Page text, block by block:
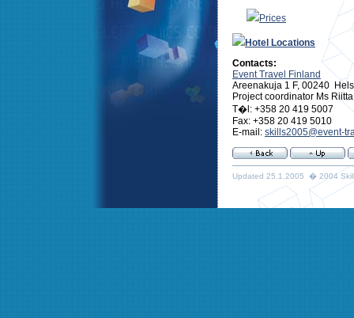
Prices
Hotel Locations
Contacts:
Event Travel Finland
Areenakuja 1 F, 00240
Project coordinator Ms
T�l: +358 20 419 5007
Fax: +358 20 419 5010
E-mail: skills2005@event-
Updated 25.1.2005 � 2004